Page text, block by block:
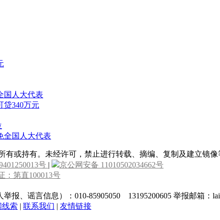
国人大代表
贷340万元
全国人大代表
或持有。未经许可，禁止进行转载、摘编、复制及建立镜
号 |
京公网安备 11010502034662号
：第直100013号
报、谣言信息）：010-85905050 13195200605 举报邮箱：
线索 | 联系我们 | 友情链接